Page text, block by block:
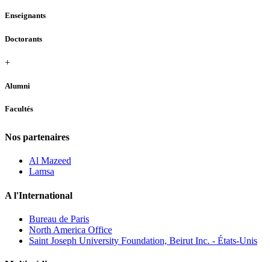
Enseignants
Doctorants
+
Alumni
Facultés
Nos partenaires
Al Mazeed
Lamsa
A l'International
Bureau de Paris
North America Office
Saint Joseph University Foundation, Beirut Inc. - États-Unis